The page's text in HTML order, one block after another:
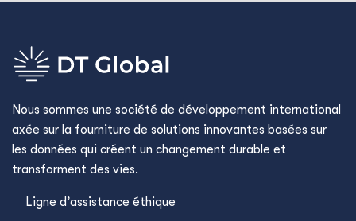
Nous sommes une société de développement international
axée sur la fourniture de solutions innovantes basées sur
les données qui créent un changement durable et
transforment des vies.
Ligne d’assistance éthique